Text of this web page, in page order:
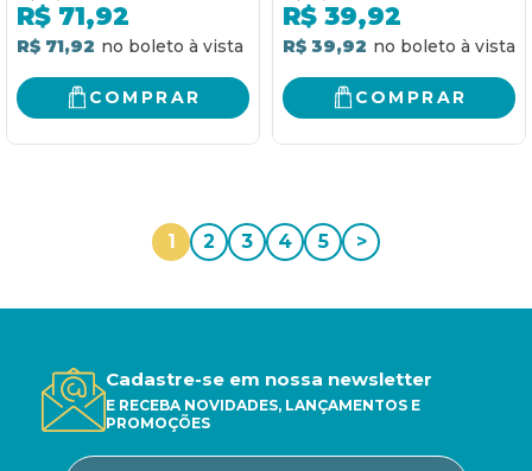
R$ 71,92
R$ 71,92
COMPRAR
R$ 39,92
R$ 39,92
COMPRAR
1 2 3 4 5 >
Cadastre-se em nossa newsletter
E RECEBA NOVIDADES, LANÇAMENTOS E
PROMOÇÕES